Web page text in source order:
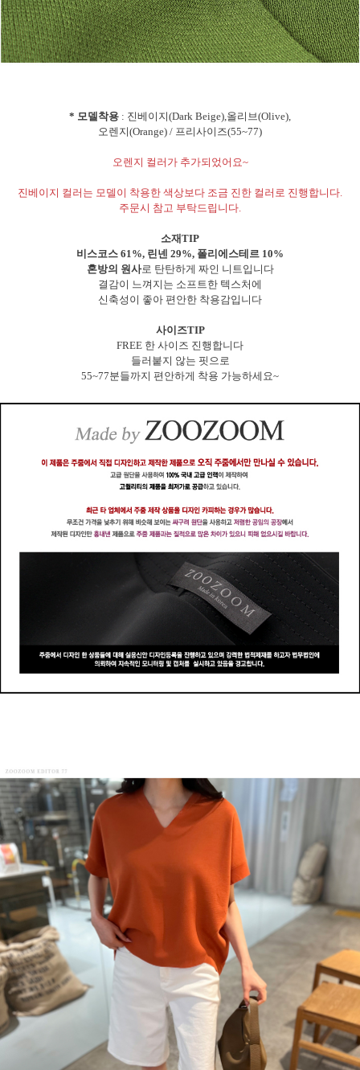
* 모델착용 : 진베이지(Dark Beige),올리브(Olive),
오렌지(Orange) / 프리사이즈(55~77)
오렌지 컬러가 추가되었어요~
진베이지 컬러는 모델이 착용한 색상보다 조금 진한 컬러로 진행합니다.
주문시 참고 부탁드립니다.
소재TIP
비스코스 61%, 린넨 29%, 폴리에스테르 10%
혼방의 원사로 탄탄하게 짜인 니트입니다
결감이 느껴지는 소프트한 텍스처에
신축성이 좋아 편안한 착용감입니다
사이즈TIP
FREE 한 사이즈 진행합니다
들러붙지 않는 핏으로
55~77분들까지 편안하게 착용 가능하세요~